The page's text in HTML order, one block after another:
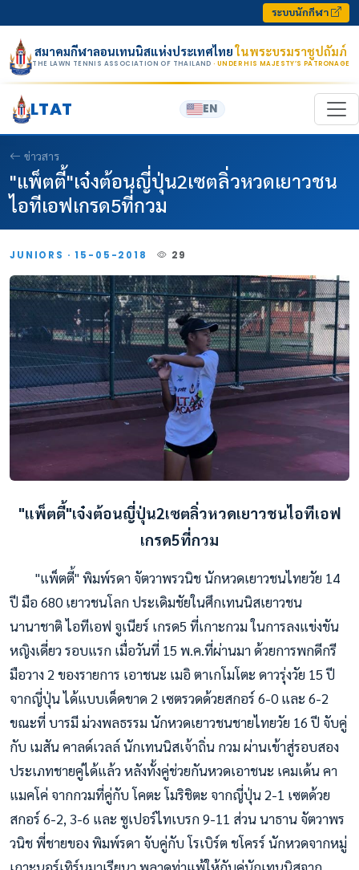
ระบบนักกีฬา
สมาคมกีฬาลอนเทนนิสแห่งประเทศไทยในพระบรมราชูปถัมภ์
THE LAWN TENNIS ASSOCIATION OF THAILAND · UNDER HIS MAJESTY’S PATRONAGE
LTAT EN
ข่าวสาร
"แพ็ตตี้"เจ๋งต้อนญี่ปุ่น2เซตลิ่วหวดเยาวชน
ไอทีเอฟเกรด5ที่กวม
JUNIORS · 15-05-2018 29
"แพ็ตตี้"เจ๋งต้อนญี่ปุ่น2เซตลิ่วหวดเยาวชนไอทีเอฟ
เกรด5ที่กวม
"แพ็ตตี้" พิมพ์รดา จัตวาพรวนิช นักหวดเยาวชนไทยวัย 14
ปี มือ 680 เยาวชนโลก ประเดิมชัยในศึกเทนนิสเยาวชน
นานาชาติ ไอทีเอฟ จูเนียร์ เกรด5 ที่เกาะกวม ในการลงแข่งขัน
หญิงเดี่ยว รอบแรก เมื่อวันที่ 15 พ.ค.ที่ผ่านมา ด้วยการพกดีกรี
มือวาง 2 ของรายการ เอาชนะ เมอิ ตาเกโมโตะ ดาวรุ่งวัย 15 ปี
จากญี่ปุ่น ได้แบบเด็ดขาด 2 เซตรวดด้วยสกอร์ 6-0 และ 6-2
ขณะที่ บารมี ม่วงพลธรรม นักหวดเยาวชนชายไทยวัย 16 ปี จับคู่
กับ เมสัน คาลด์เวลล์ นักเทนนิสเจ้าถิ่น กวม ผ่านเข้าสู่รอบสอง
ประเภทชายคู่ได้แล้ว หลังทั้งคู่ช่วยกันหวดเอาชนะ เคมเด้น คา
แมคโค่ จากกวมที่คู่กับ โคตะ โมริชิตะ จากญี่ปุ่น 2-1 เซตด้วย
สกอร์ 6-2, 3-6 และ ซูเปอร์ไทเบรก 9-11 ส่วน นาธาน จัตวาพร
วนิช พี่ชายของ พิมพ์รดา จับคู่กับ โรเบิร์ต ชโครร์ นักหวดจากหมู่